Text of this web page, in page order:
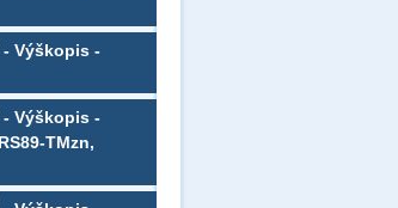
- Výškopis -
- Výškopis -
TMzn,